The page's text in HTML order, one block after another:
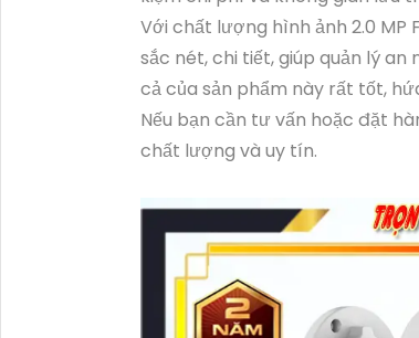
Với chất lượng hình ảnh 2.0 MP
sắc nét, chi tiết, giúp quản lý
cả của sản phẩm này rất tốt,
Nếu bạn cần tư vấn hoặc đặt
chất lượng và uy tín.